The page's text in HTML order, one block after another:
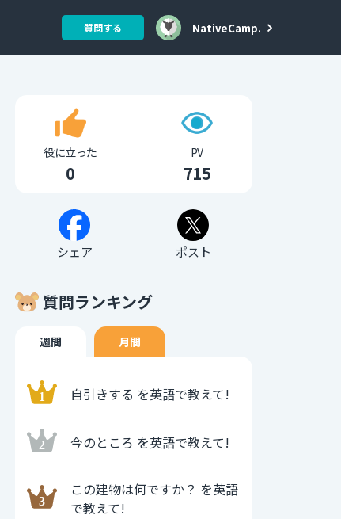
質問する NativeCamp.
役に立った
0
PV
715
シェア ポスト
質問ランキング
週間 月間
自引きする を英語で教えて!
今のところ を英語で教えて!
この建物は何ですか？ を英語
で教えて!